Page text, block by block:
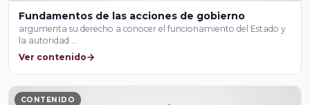
Fundamentos de las acciones de gobierno
argumenta su derecho a conocer el funcionamiento del Estado y
la autoridad …
Ver contenido
CONTENIDO